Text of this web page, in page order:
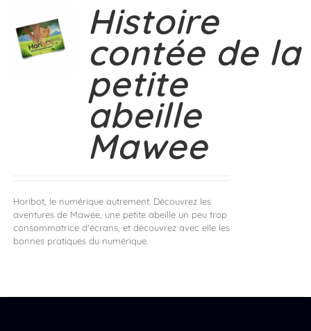
Histoire
contée de la
petite
abeille
Mawee
Horibot, le numérique autrement. Découvrez les
aventures de Mawee, une petite abeille un peu trop
consommatrice d'écrans, et découvrez avec elle les
bonnes pratiques du numérique.